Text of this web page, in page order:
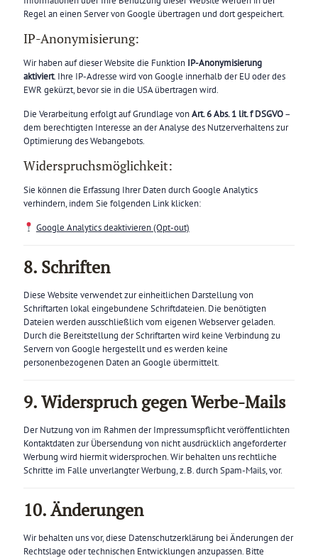
Regel an einen Server von Google übertragen und dort gespeichert.
IP-Anonymisierung:
Wir haben auf dieser Website die Funktion IP-Anonymisierung
aktiviert. Ihre IP-Adresse wird von Google innerhalb der EU oder des
EWR gekürzt, bevor sie in die USA übertragen wird.
Die Verarbeitung erfolgt auf Grundlage vonArt. 6 Abs. 1 lit. f DSGVO–
dem berechtigten Interesse an der Analyse des Nutzerverhaltens zur
Optimierung des Webangebots.
Widerspruchsmöglichkeit:
Sie können die Erfassung Ihrer Daten durch Google Analytics
verhindern, indem Sie folgenden Link klicken:
Google Analytics deaktivieren (Opt-out)
8. Schriften
Diese Website verwendet zur einheitlichen Darstellung von
Schriftarten lokal eingebundene Schriftdateien. Die benötigten
Dateien werden ausschließlich vom eigenen Webserver geladen.
Durch die Bereitstellung der Schriftarten wird keine Verbindung zu
Servern von Google hergestellt und es werden keine
personenbezogenen Daten an Google übermittelt.
9. Widerspruch gegen Werbe-Mails
Der Nutzung von im Rahmen der Impressumspflicht veröffentlichten
Kontaktdaten zur Übersendung von nicht ausdrücklich angeforderter
Werbung wird hiermit widersprochen. Wir behalten uns rechtliche
Schritte im Falle unverlangter Werbung, z. B. durch Spam-Mails, vor.
10. Änderungen
Wir behalten uns vor, diese Datenschutzerklärung bei Änderungen der
Rechtslage oder technischen Entwicklungen anzupassen. Bitte